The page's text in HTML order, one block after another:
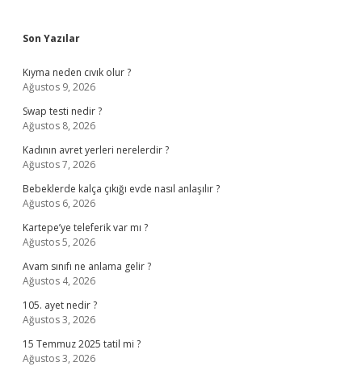
Sidebar
Son Yazılar
Kıyma neden cıvık olur ?
Ağustos 9, 2026
Swap testi nedir ?
Ağustos 8, 2026
Kadının avret yerleri nerelerdir ?
Ağustos 7, 2026
Bebeklerde kalça çıkığı evde nasıl anlaşılır ?
Ağustos 6, 2026
Kartepe’ye teleferik var mı ?
Ağustos 5, 2026
Avam sınıfı ne anlama gelir ?
Ağustos 4, 2026
105. ayet nedir ?
Ağustos 3, 2026
15 Temmuz 2025 tatil mi ?
Ağustos 3, 2026